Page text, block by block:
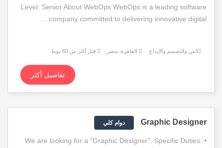
Level: Senior About WebOps WebOps is a leading software
company committed to delivering innovative digital ...
الفن والتصميم والإبداع القاهرة, مصر قبل أكثر من 60 يوما
تفاصيل أكثر
Graphic Designer دوام كلي
We are looking for a "Graphic Designer". Specific Duties: •